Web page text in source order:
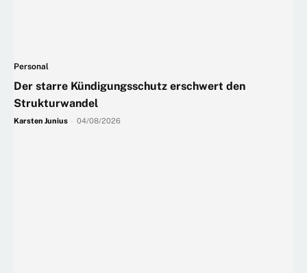
Personal
Der starre Kündigungsschutz erschwert den
Strukturwandel
Karsten Junius 04/08/2026